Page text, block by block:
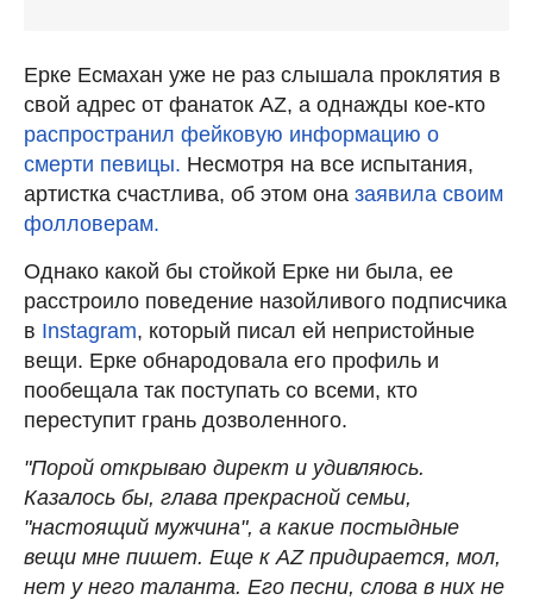
Ерке Есмахан уже не раз слышала проклятия в
свой адрес от фанаток AZ, а однажды кое-кто
распространил фейковую информацию о
смерти певицы. Несмотря на все испытания,
артистка счастлива, об этом она заявила своим
фолловерам.
Однако какой бы стойкой Ерке ни была, ее
расстроило поведение назойливого подписчика
в Instagram, который писал ей непристойные
вещи. Ерке обнародовала его профиль и
пообещала так поступать со всеми, кто
переступит грань дозволенного.
"Порой открываю директ и удивляюсь.
Казалось бы, глава прекрасной семьи,
"настоящий мужчина", а какие постыдные
вещи мне пишет. Еще к AZ придирается, мол,
нет у него таланта. Его песни, слова в них не